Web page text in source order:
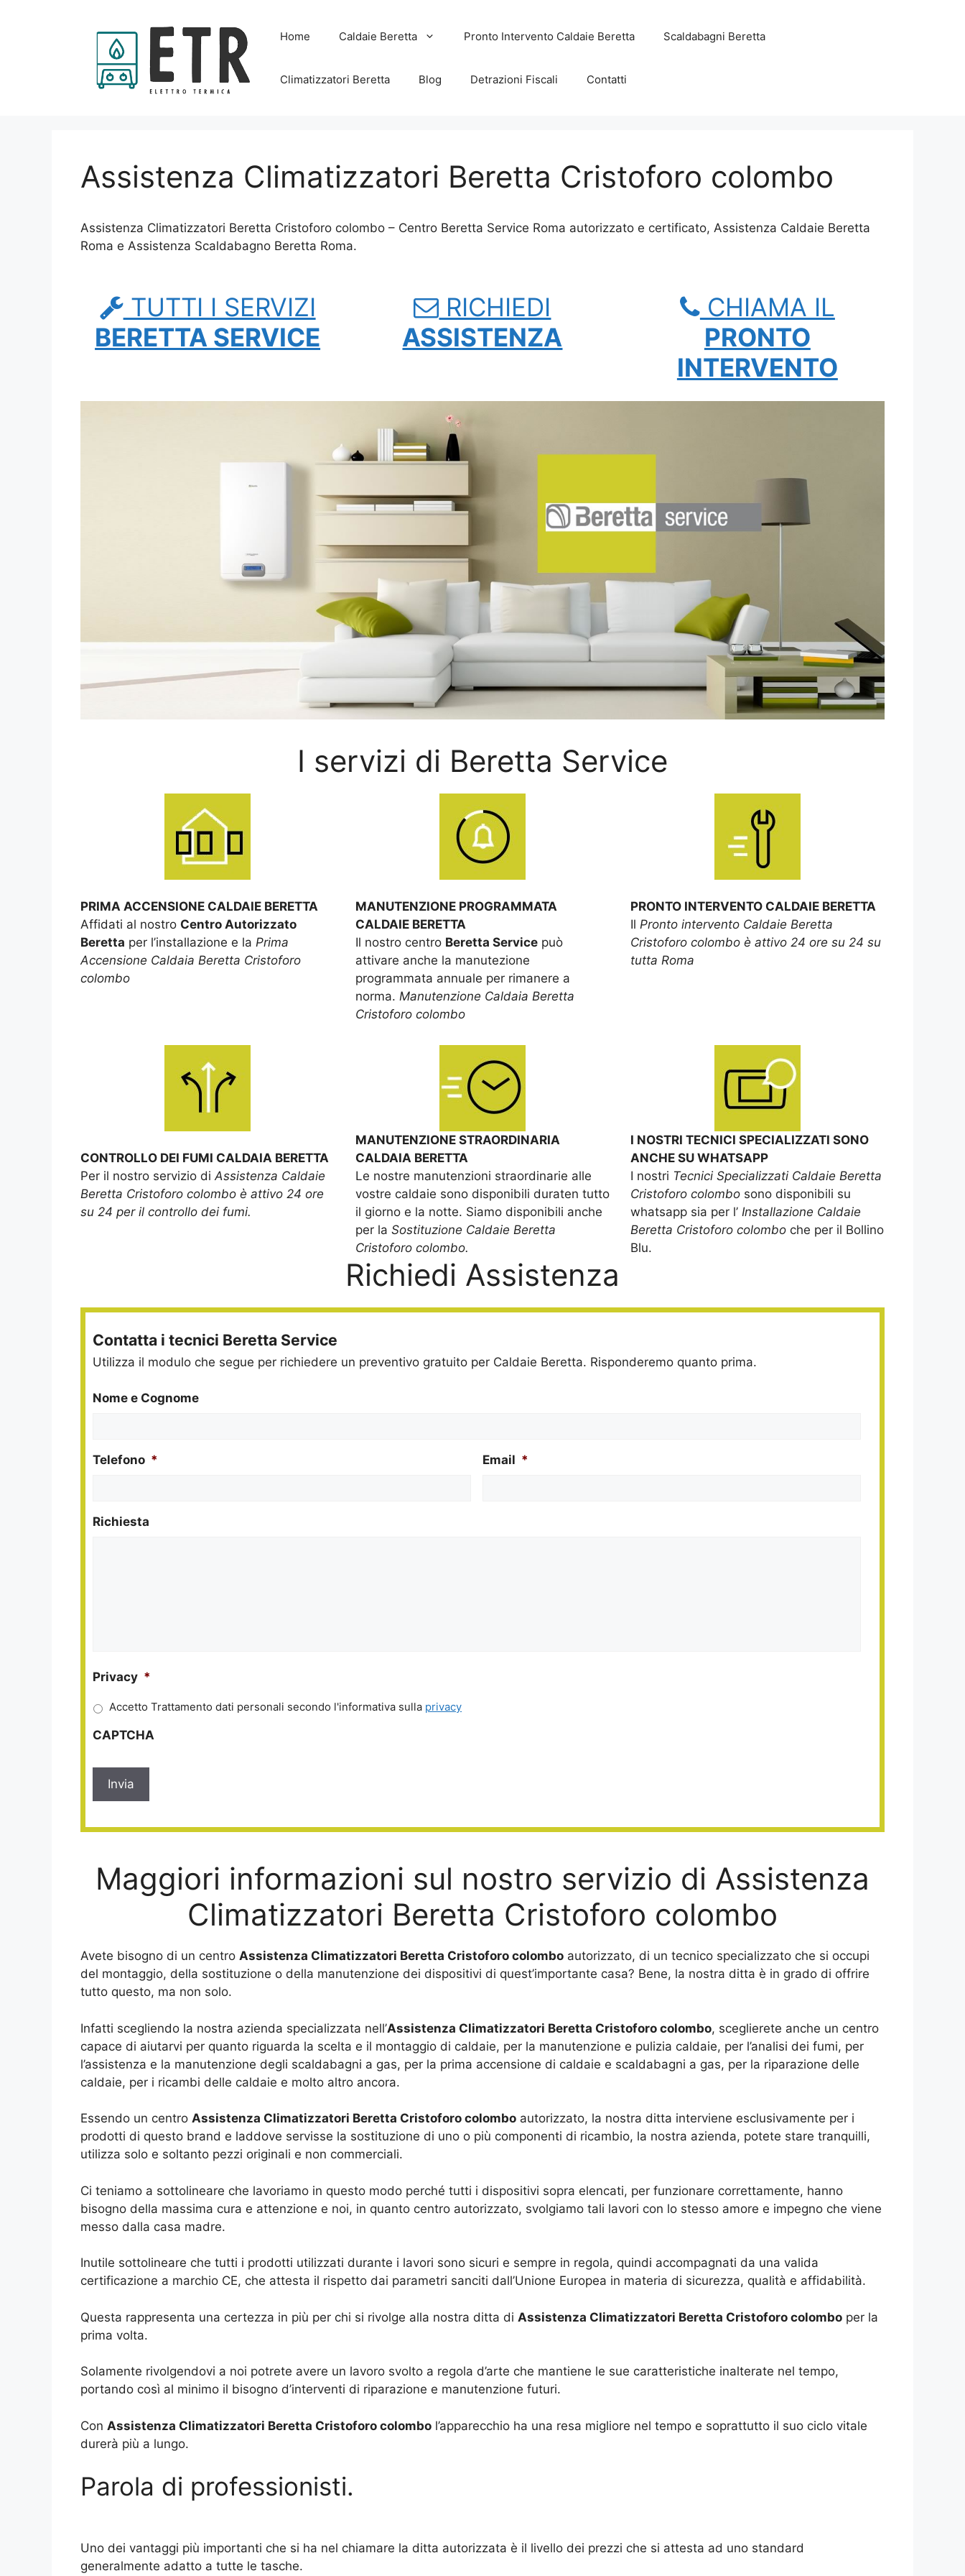
Home Caldaie Beretta Pronto Intervento Caldaie Beretta Scaldabagni Beretta
Climatizzatori Beretta Blog Detrazioni Fiscali Contatti
Assistenza Climatizzatori Beretta Cristoforo colombo
Assistenza Climatizzatori Beretta Cristoforo colombo – Centro Beretta Service Roma autorizzato e certificato, Assistenza Caldaie Beretta
Roma e Assistenza Scaldabagno Beretta Roma.
TUTTI I SERVIZI
BERETTA SERVICE
RICHIEDI
ASSISTENZA
CHIAMA IL
PRONTO
INTERVENTO
I servizi di Beretta Service
PRIMA ACCENSIONE CALDAIE BERETTA
Affidati al nostro Centro Autorizzato
Beretta per l’installazione e la Prima
Accensione Caldaia Beretta Cristoforo
colombo
MANUTENZIONE PROGRAMMATA
CALDAIE BERETTA
Il nostro centro Beretta Servicepuò
attivare anche la manutezione
programmata annuale per rimanere a
norma. Manutenzione Caldaia Beretta
Cristoforo colombo
PRONTO INTERVENTO CALDAIE BERETTA
Il Pronto intervento Caldaie Beretta
Cristoforo colombo è attivo 24 ore su 24 su
tutta Roma
CONTROLLO DEI FUMI CALDAIA BERETTA
Per il nostro servizio di Assistenza Caldaie
Beretta Cristoforo colombo è attivo 24 ore
su 24 per il controllo dei fumi.
MANUTENZIONE STRAORDINARIA
CALDAIA BERETTA
Le nostre manutenzioni straordinarie alle
vostre caldaie sono disponibili duraten tutto
il giorno e la notte. Siamo disponibili anche
per la Sostituzione Caldaie Beretta
Cristoforo colombo.
I NOSTRI TECNICI SPECIALIZZATI SONO
ANCHE SU WHATSAPP
I nostri Tecnici Specializzati Caldaie Beretta
Cristoforo colombo sono disponibili su
whatsapp sia per l’ Installazione Caldaie
Beretta Cristoforo colomboche per il Bollino
Blu.
Richiedi Assistenza
Contatta i tecnici Beretta Service
Utilizza il modulo che segue per richiedere un preventivo gratuito per Caldaie Beretta. Risponderemo quanto prima.
Nome e Cognome
Telefono * Email *
Richiesta
Privacy *
Accetto Trattamento dati personali secondo l'informativa sulla privacy
CAPTCHA
Maggiori informazioni sul nostro servizio di Assistenza
Climatizzatori Beretta Cristoforo colombo
Avete bisogno di un centro Assistenza Climatizzatori Beretta Cristoforo colombo autorizzato, di un tecnico specializzato che si occupi
del montaggio, della sostituzione o della manutenzione dei dispositivi di quest’importante casa? Bene, la nostra ditta è in grado di offrire
tutto questo, ma non solo.
Infatti scegliendo la nostra azienda specializzata nell’Assistenza Climatizzatori Beretta Cristoforo colombo, sceglierete anche un centro
capace di aiutarvi per quanto riguarda la scelta e il montaggio di caldaie, per la manutenzione e pulizia caldaie, per l’analisi dei fumi, per
l’assistenza e la manutenzione degli scaldabagni a gas, per la prima accensione di caldaie e scaldabagni a gas, per la riparazione delle
caldaie, per i ricambi delle caldaie e molto altro ancora.
Essendo un centro Assistenza Climatizzatori Beretta Cristoforo colombo autorizzato, la nostra ditta interviene esclusivamente per i
prodotti di questo brand e laddove servisse la sostituzione di uno o più componenti di ricambio, la nostra azienda, potete stare tranquilli,
utilizza solo e soltanto pezzi originali e non commerciali.
Ci teniamo a sottolineare che lavoriamo in questo modo perché tutti i dispositivi sopra elencati, per funzionare correttamente, hanno
bisogno della massima cura e attenzione e noi, in quanto centro autorizzato, svolgiamo tali lavori con lo stesso amore e impegno che viene
messo dalla casa madre.
Inutile sottolineare che tutti i prodotti utilizzati durante i lavori sono sicuri e sempre in regola, quindi accompagnati da una valida
certificazione a marchio CE, che attesta il rispetto dai parametri sanciti dall’Unione Europea in materia di sicurezza, qualità e affidabilità.
Questa rappresenta una certezza in più per chi si rivolge alla nostra ditta di Assistenza Climatizzatori Beretta Cristoforo colombo per la
prima volta.
Solamente rivolgendovi a noi potrete avere un lavoro svolto a regola d’arte che mantiene le sue caratteristiche inalterate nel tempo,
portando così al minimo il bisogno d’interventi di riparazione e manutenzione futuri.
Con Assistenza Climatizzatori Beretta Cristoforo colombo l’apparecchio ha una resa migliore nel tempo e soprattutto il suo ciclo vitale
durerà più a lungo.
Parola di professionisti.
Uno dei vantaggi più importanti che si ha nel chiamare la ditta autorizzata è il livello dei prezzi che si attesta ad uno standard
generalmente adatto a tutte le tasche.